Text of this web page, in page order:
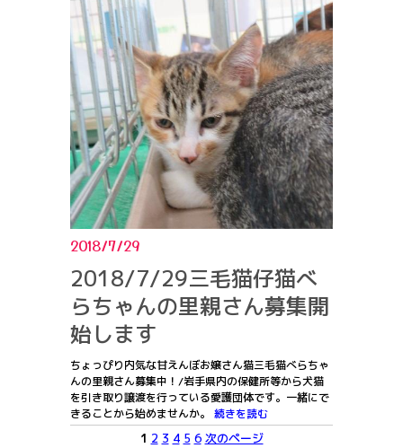
2018/7/29
2018/7/29三毛猫仔猫べ
らちゃんの里親さん募集開
始します
ちょっぴり内気な甘えんぼお嬢さん猫三毛猫べらちゃ
んの里親さん募集中！/岩手県内の保健所等から犬猫
を引き取り譲渡を行っている愛護団体です。一緒にで
きることから始めませんか。 続きを読む
1 2 3 4 5 6 次のページ